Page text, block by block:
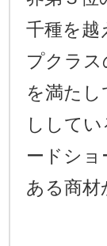
千種を越
プクラス
を満た
しして
ードシ
ある商材